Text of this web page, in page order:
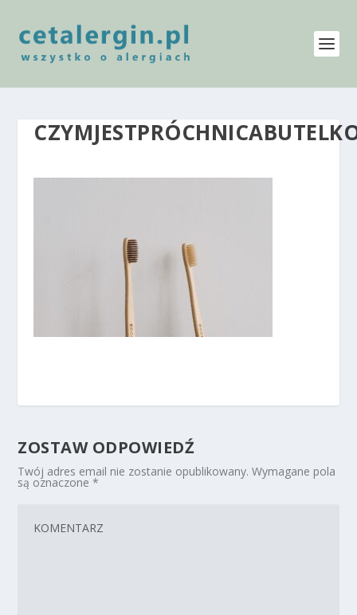
ZOSTAW ODPOWIEDŹ
Twój adres email nie zostanie opublikowany. Wymagane pola
są oznaczone*